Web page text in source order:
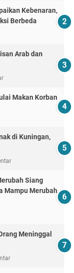
Kebenaran,
Berbeda
Arab dan
Makan Korban
di Kuningan,
Siang
Mampu Merubah
Meninggal